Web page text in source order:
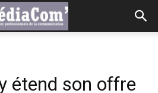
étend son offre